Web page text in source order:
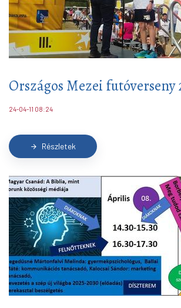
Országos Mezei futóverseny
24-04-11 08:24
arrow_forward Részletek